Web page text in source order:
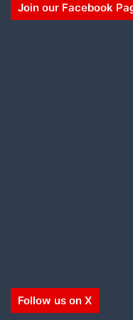
Join our Facebook
Follow us on X